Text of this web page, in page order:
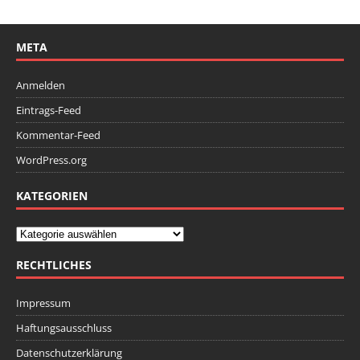
META
Anmelden
Eintrags-Feed
Kommentar-Feed
WordPress.org
KATEGORIEN
RECHTLICHES
Impressum
Haftungsausschluss
Datenschutzerklärung